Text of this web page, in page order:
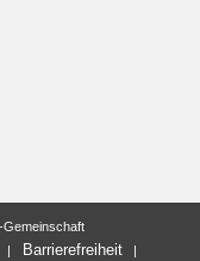
Gemeinschaft
Barrierefreiheit